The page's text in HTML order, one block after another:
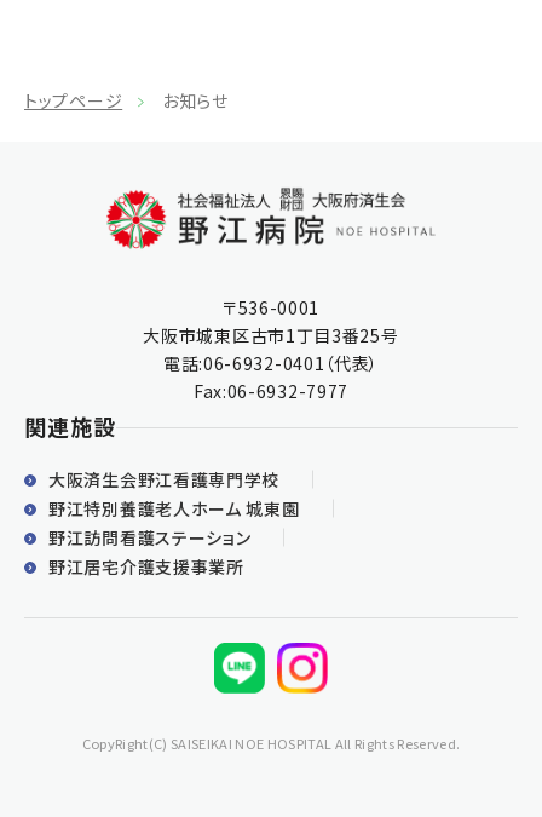
トップページ お知らせ
〒536-0001
大阪市城東区古市1丁目3番25号
電話:06-6932-0401 （代表）
Fax:06-6932-7977
関連施設
大阪済生会野江看護専門学校
野江特別養護老人ホーム 城東園
野江訪問看護ステーション
野江居宅介護支援事業所
CopyRight(C) SAISEIKAI NOE HOSPITAL All Rights Reserved.